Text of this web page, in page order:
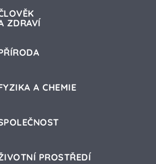
ZDRAVÍ
A CHEMIE
PROSTŘEDÍ